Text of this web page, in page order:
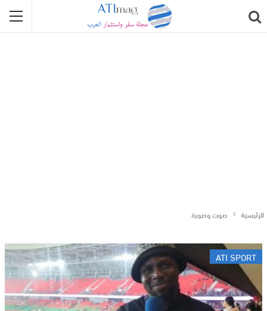
الرئيسية صوت وصورة
ATI SPORT